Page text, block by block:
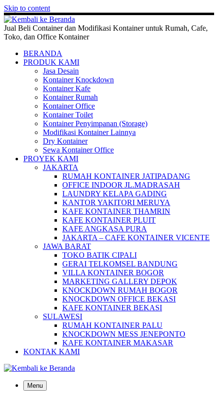
Skip to content
Jual Beli Container dan Modifikasi Kontainer untuk Rumah, Cafe,
Toko, dan Office Kontainer
BERANDA
PRODUK KAMI
Jasa Desain
Kontainer Knockdown
Kontainer Kafe
Kontainer Rumah
Kontainer Office
Kontainer Toilet
Kontainer Penyimpanan (Storage)
Modifikasi Kontainer Lainnya
Dry Kontainer
Sewa Kontainer Office
PROYEK KAMI
JAKARTA
RUMAH KONTAINER JATIPADANG
OFFICE INDOOR JL.MADRASAH
LAUNDRY KELAPA GADING
KANTOR YAKITORI MERUYA
KAFE KONTAINER THAMRIN
KAFE KONTAINER PLUIT
KAFE ANGKASA PURA
JAKARTA – CAFE KONTAINER VICENTE
JAWA BARAT
TOKO BATIK CIPALI
GERAI TELKOMSEL BANDUNG
VILLA KONTAINER BOGOR
MARKETING GALLERY DEPOK
KNOCKDOWN RUMAH BOGOR
KNOCKDOWN OFFICE BEKASI
KAFE KONTAINER BEKASI
SULAWESI
RUMAH KONTAINER PALU
KNOCKDOWN MESS JENEPONTO
KAFE KONTAINER MAKASAR
KONTAK KAMI
Menu